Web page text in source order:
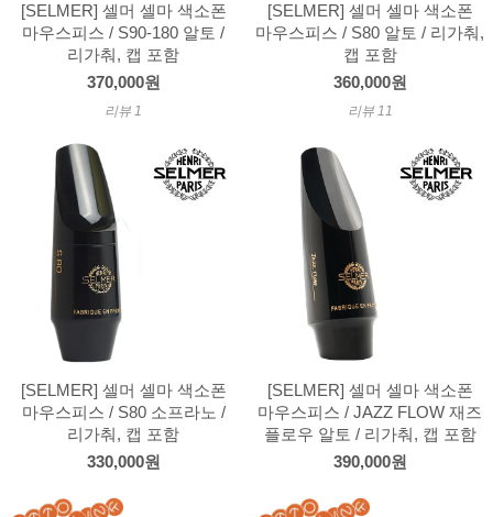
[SELMER] 셀머 셀마 색소폰
마우스피스 / S90-180 알토 /
리가춰, 캡 포함
370,000원
리뷰 1
[SELMER] 셀머 셀마 색소폰
마우스피스 / S80 알토 / 리가춰,
캡 포함
360,000원
리뷰 11
[SELMER] 셀머 셀마 색소폰
마우스피스 / S80 소프라노 /
리가춰, 캡 포함
330,000원
[SELMER] 셀머 셀마 색소폰
마우스피스 / JAZZ FLOW 재즈
플로우 알토 / 리가춰, 캡 포함
390,000원